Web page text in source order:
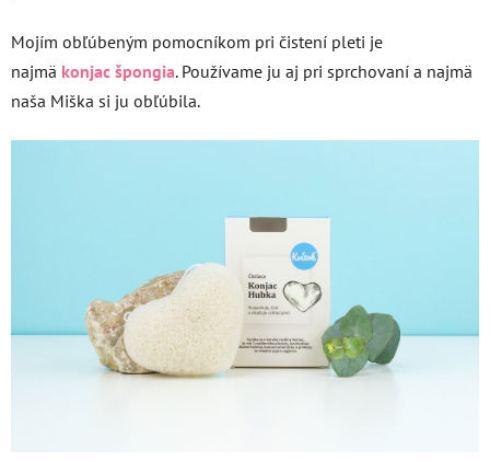
Mojím obľúbeným pomocníkom pri čistení pleti je
najmä konjac špongia. Používame ju aj pri sprchovaní a najmä
naša Miška si ju obľúbila.